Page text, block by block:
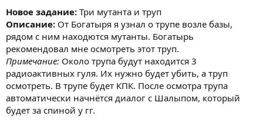
Новое задание: Три мутанта и труп
Описание: От Богатыря я узнал о трупе возле базы,
рядом с ним находются мутанты. Богатырь
рекомендовал мне осмотреть этот труп.
Примечание: Около трупа будут находится 3
радиоактивных гуля. Их нужно будет убить, а труп
осмотреть. В трупе будет КПК. После осмотра трупа
автоматически начнётся диалог с Шалыпом, который
будет за спиной у гг.